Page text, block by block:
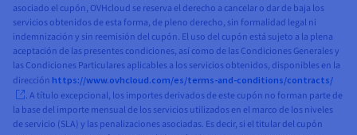
asociado el cupón, OVHcloud se reserva el derecho a cancelar o dar de baja los
servicios obtenidos de esta forma, de pleno derecho, sin formalidad legal ni
indemnización y sin reemisión del cupón. El uso del cupón está sujeto a la plena
aceptación de las presentes condiciones, así como de las Condiciones Generales y
las Condiciones Particulares aplicables a los servicios obtenidos, disponibles en la
dirección https://www.ovhcloud.com/es/terms-and-conditions/contracts/
. A título excepcional, los importes derivados de este cupón no forman parte de
la base del importe mensual de los servicios utilizados en el marco de los niveles
de servicio (SLA) y las penalizaciones asociadas. Es decir, si el titular del cupón